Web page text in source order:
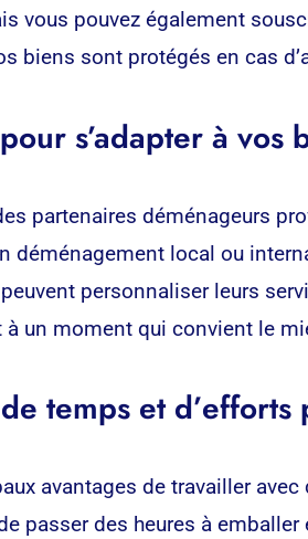
vous pouvez également
biens sont protégés en cas
s’adapter à vos
partenaires déménageurs
déménagement local ou
personnaliser leurs
un moment qui convient le
temps et
avantages de travailler
passer des heures à